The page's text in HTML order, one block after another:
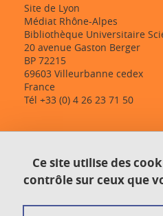
Site de Lyon
Médiat Rhône-Alpes
Bibliothèque Universitaire
20 avenue Gaston Berger
BP 72215
69603 Villeurbanne cedex
France
Tél +33 (0) 4 26 23 71 50
Plan du site
Crédits
Ce site utilise des
contrôle sur ceux que